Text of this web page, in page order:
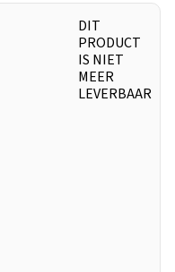
DIT
PRODUCT
IS NIET
MEER
LEVERBAAR